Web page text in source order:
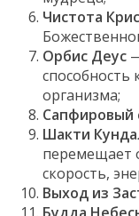
Чистота
Орбис Деус
способность
организма;
Сапфировый
Шакти
перемещает
скорость,
Выход из